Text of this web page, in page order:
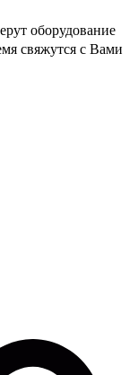
оборудование
свяжутся с Вами